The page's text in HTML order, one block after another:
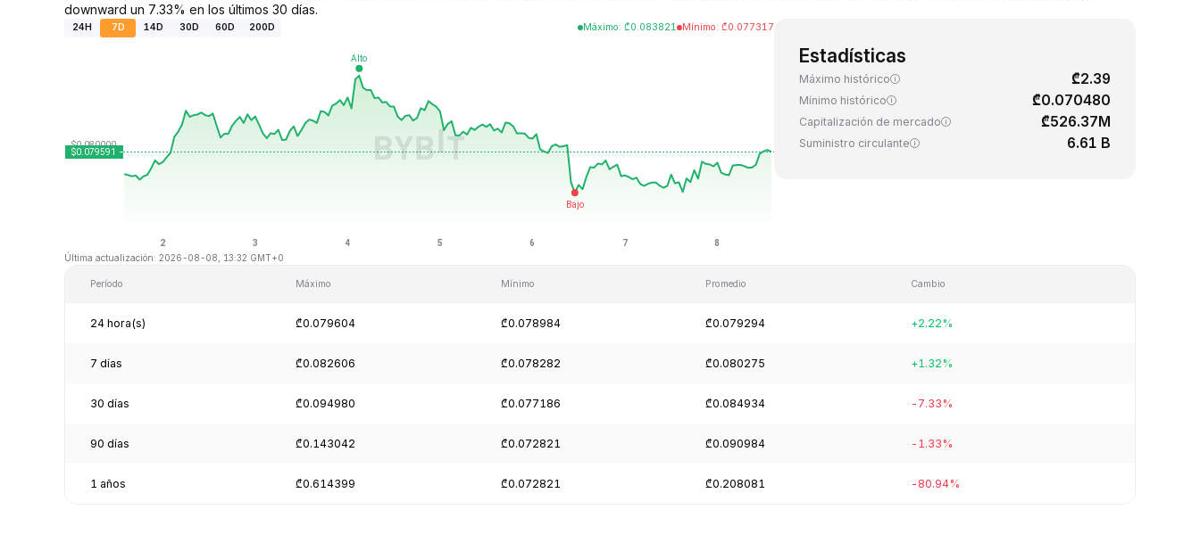
downward un 7.33% en los últimos 30 días.
24H 7D 14D 30D 60D 200D Máximo: ₾0.083821 Mínimo: ₾0.077317
Última actualización: 2026-08-08, 13:32 GMT+0
Estadísticas
Máximo histórico ₾2.39
Mínimo histórico ₾0.070480
Capitalización de mercado ₾526.37M
Suministro circulante 6.61 B
Período Máximo Mínimo Promedio Cambio
24 hora(s) ₾0.079604 ₾0.078984 ₾0.079294 +2.22%
7 días ₾0.082606 ₾0.078282 ₾0.080275 +1.32%
30 días ₾0.094980 ₾0.077186 ₾0.084934 -7.33%
90 días ₾0.143042 ₾0.072821 ₾0.090984 -1.33%
1 años ₾0.614399 ₾0.072821 ₾0.208081 -80.94%